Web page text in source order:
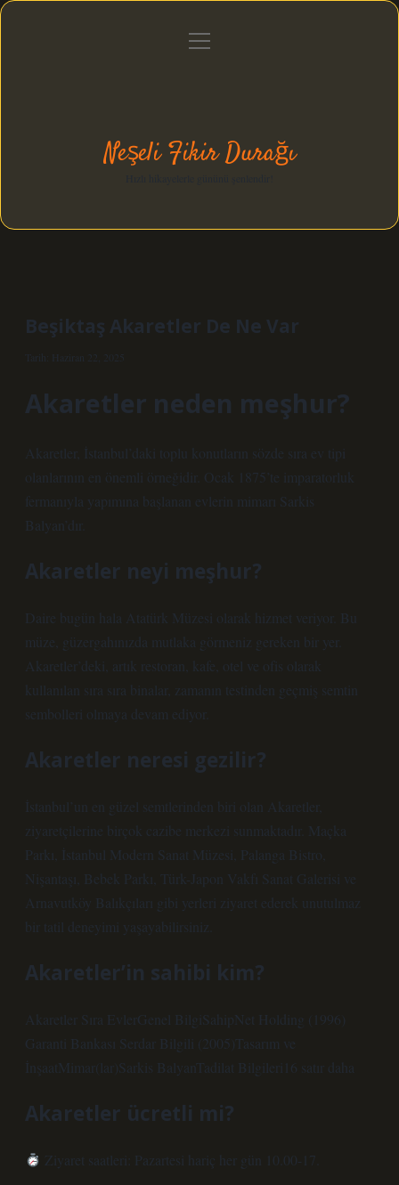
Gizlilik Politikası
menüyü
Neşeli Fikir Durağı
Beşiktaş Akaretler De Ne Var
Tarih: Haziran 22, 2025
Akaretler neden meşhur?
Akaretler, İstanbul’daki toplu konutların sözde sıra ev tipi
olanlarının en önemli örneğidir. Ocak 1875’te imparatorluk
fermanıyla yapımına başlanan evlerin mimarı Sarkis
Balyan’dır.
Akaretler neyi meşhur?
Daire bugün hala Atatürk Müzesi olarak hizmet veriyor. Bu
müze, güzergahınızda mutlaka görmeniz gereken bir yer.
Akaretler’deki, artık restoran, kafe, otel ve ofis olarak
kullanılan sıra sıra binalar, zamanın testinden geçmiş semtin
sembolleri olmaya devam ediyor.
Akaretler neresi gezilir?
İstanbul’un en güzel semtlerinden biri olan Akaretler,
ziyaretçilerine birçok cazibe merkezi sunmaktadır. Maçka
Parkı, İstanbul Modern Sanat Müzesi, Palanga Bistro,
Nişantaşı, Bebek Parkı, Türk-Japon Vakfı Sanat Galerisi ve
Arnavutköy Balıkçıları gibi yerleri ziyaret ederek unutulmaz
bir tatil deneyimi yaşayabilirsiniz.
Akaretler’in sahibi kim?
Akaretler Sıra EvlerGenel BilgiSahipNet Holding (1996)
Garanti Bankası Serdar Bilgili (2005)Tasarım ve
İnşaatMimar(lar)Sarkis BalyanTadilat Bilgileri16 satır daha
Akaretler ücretli mi?
Ziyaret saatleri: Pazartesi hariç her gün 10.00-17.